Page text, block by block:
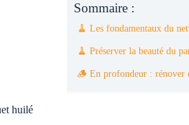
Sommaire :
🧹 Les fondamentaux du
🧹 Préserver la beauté du
🪵 En profondeur : rénover
huilé